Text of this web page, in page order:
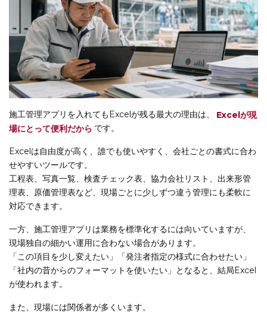
施工管理アプリを入れてもExcelが残る最大の理由は、
Excelが現
場にとって便利だから です。
Excelは自由度が高く、誰でも使いやすく、会社ごとの書式に合わ
せやすいツールです。
工程表、写真一覧、検査チェック表、協力会社リスト、出来形管
理表、原価管理表など、現場ごとに少しずつ違う管理にも柔軟に
対応できます。
一方、施工管理アプリは業務を標準化するには向いていますが、
現場独自の細かい運用に合わない場合があります。
「この項目を少し変えたい」「発注者指定の様式に合わせたい」
「社内の昔からのフォーマットを使いたい」となると、結局Excel
が使われます。
また、現場には関係者が多くいます。